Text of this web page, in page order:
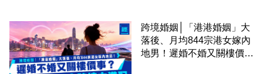
跨境婚姻│「港港婚姻」大
落後、月均844宗港女嫁內
地男！遲婚不婚又關樓價